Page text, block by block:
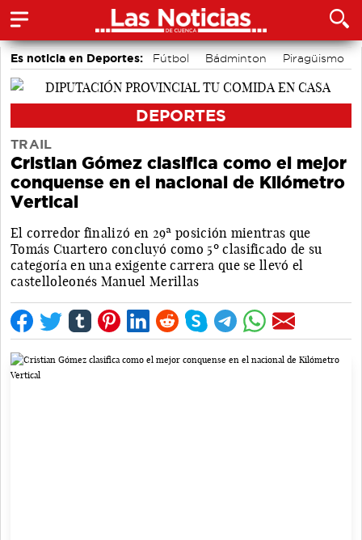
Es noticia en Deportes: Fútbol Bádminton
Piragüismo
Motor
Área de Deportes
DEPORTES
TRAIL
Cristian Gómez clasifica como el mejor
conquense en el nacional de Kilómetro
Vertical
El corredor finalizó en 29ª posición mientras que
Tomás Cuartero concluyó como 5º clasificado de su
categoría en una exigente carrera que se llevó el
castelloleonés Manuel Merillas